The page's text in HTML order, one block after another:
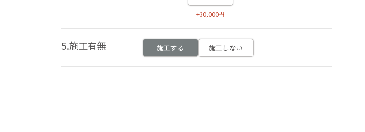
+30,000円
5.施工有無 施工する 施工しない